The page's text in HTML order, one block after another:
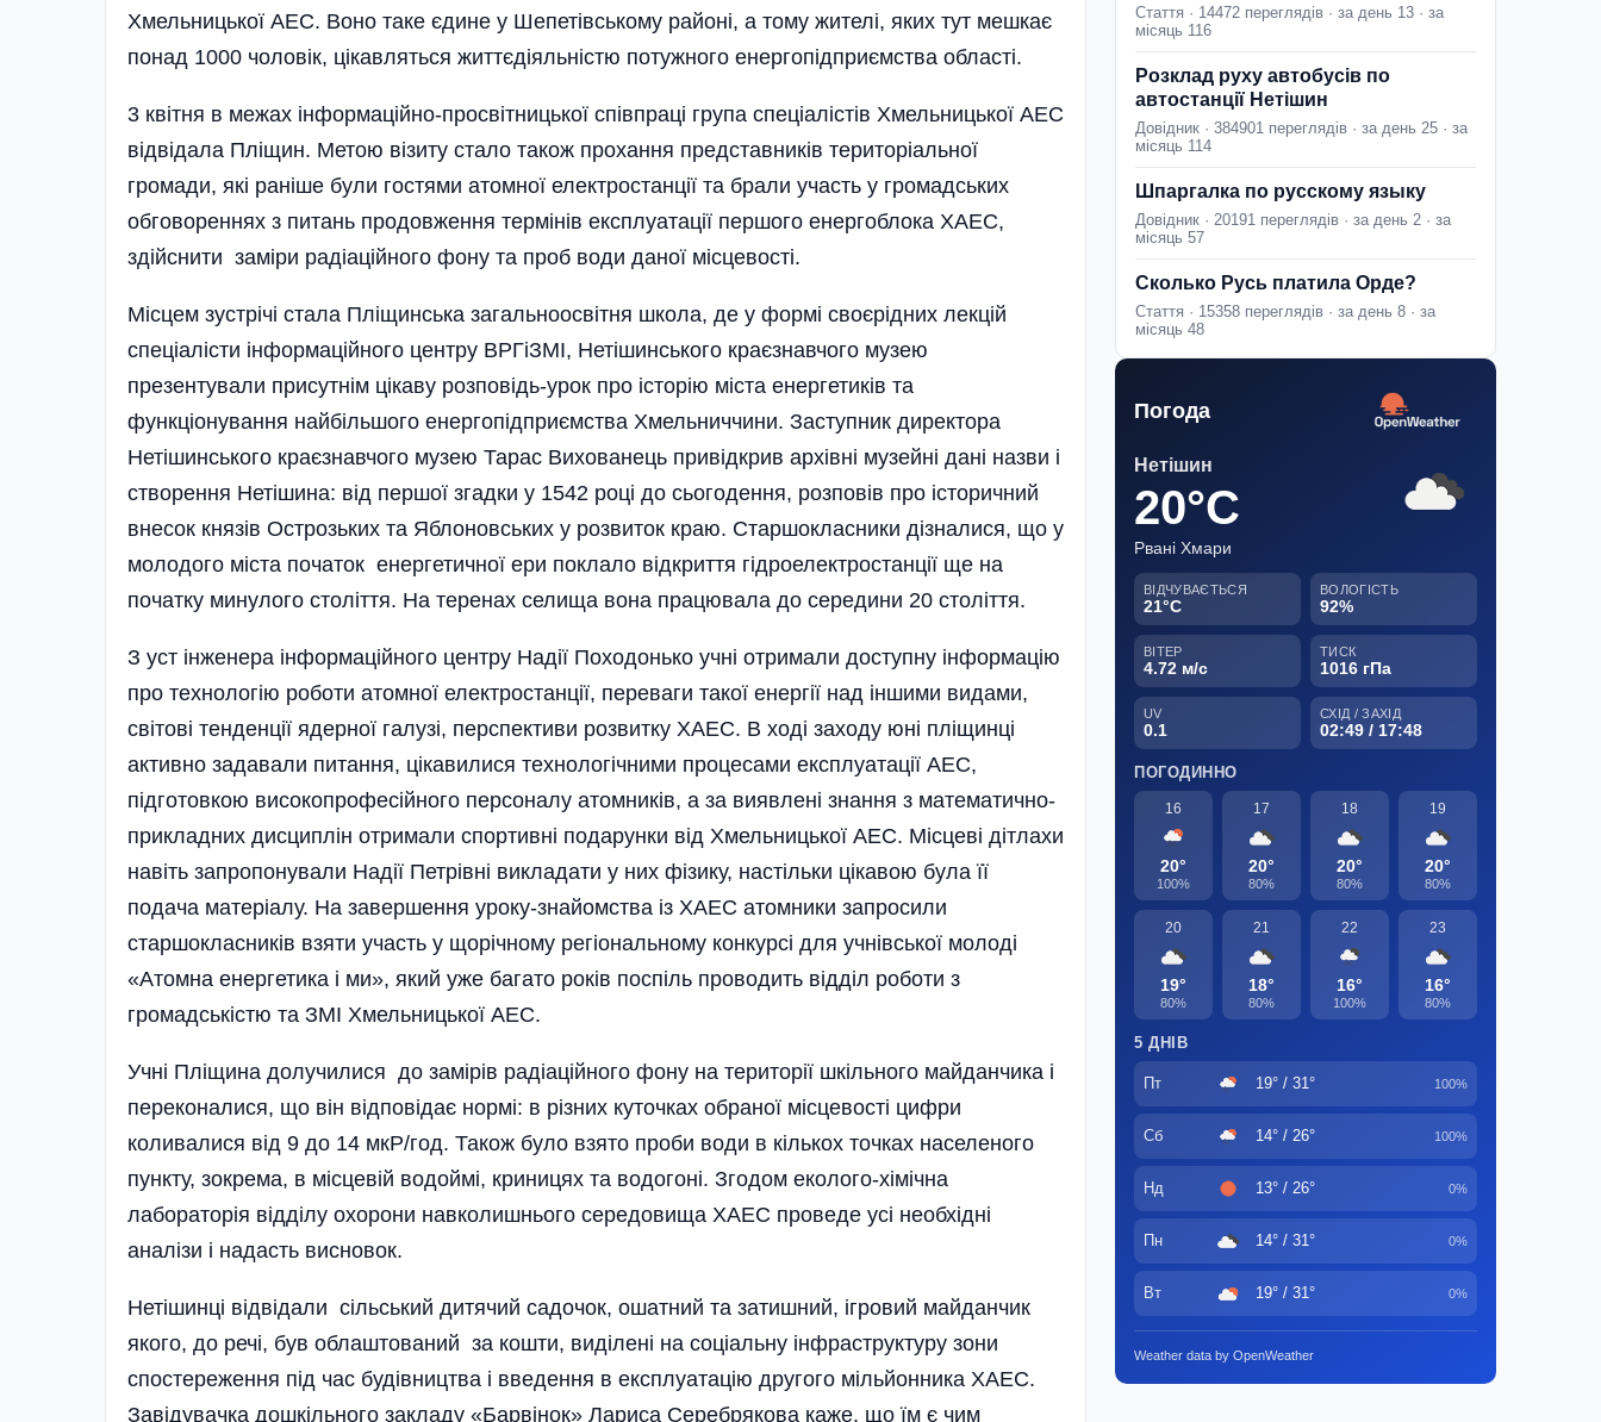
Хмельницької АЕС. Воно таке єдине у Шепетівському районі, а тому жителі, яких тут мешкає
понад 1000 чоловік, цікавляться життєдіяльністю потужного енергопідприємства області.
3 квітня в межах інформаційно-просвітницької співпраці група спеціалістів Хмельницької АЕС
відвідала Пліщин. Метою візиту стало також прохання представників територіальної
громади, які раніше були гостями атомної електро­станції та брали участь у громадських
обговореннях з питань продовження термінів експлуатації першого енергоблока ХАЕС,
здійснити заміри радіаційного фону та проб води даної місцевості.
Місцем зустрічі стала Пліщинська загальноосвітня школа, де у формі своєрідних лекцій
спеціалісти інформаційного центру ВРГіЗМІ, Нетішинського краєзнавчого музею
презентували присутнім цікаву розповідь-урок про історію міста енергетиків та
функціонування найбі­льшого енергопідприємства Хмельниччини. Заступник директора
Нетішинського краєзнавчого музею Тарас Вихованець привідкрив архівні музейні дані назви і
створення Нетішина: від першої згадки у 1542 році до сьогодення, розповів про історичний
внесок князів Острозьких та Яблоновських у розвиток краю. Старшокласники дізналися, що у
молодого міста початок енергетичної ери поклало відкриття гідроелектростанції ще на
початку минулого століття. На теренах селища вона працювала до середини 20 століття.
З уст інженера інформаційного центру Надії Походонько учні отримали доступну інформацію
про технологію роботи атомної електростанції, переваги такої енергії над іншими видами,
світові тенденції ядерної галузі, перспективи розвитку ХАЕС. В ході заходу юні пліщинці
активно задавали питання, цікавилися технологічними процесами експлуатації АЕС,
підготовкою високопрофесійного персоналу атомників, а за виявлені знання з математично-
прикладних дисциплін отримали спортивні подарунки від Хмельницької АЕС. Місцеві дітлахи
навіть запропонували Надії Петрівні викладати у них фізику, настільки цікавою була її
подача матеріалу. На завершення уроку-знайомства із ХАЕС атомники запросили
старшокласників взяти участь у щорічному регіональному конкурсі для учнівської молоді
«Атомна енергетика і ми», який уже багато років поспіль проводить відділ роботи з
громадськістю та ЗМІ Хмельницької АЕС.
Учні Пліщина долучилися до замірів радіаційного фону на території шкільного майданчика і
переконалися, що він відповідає нормі: в різних куточках обраної місцевості цифри
коливалися від 9 до 14 мкР/год. Також було взято проби води в кількох точках населеного
пункту, зокрема, в місцевій водоймі, криницях та водогоні. Згодом еколого-хімічна
лабораторія відділу охорони навколишнього середовища ХАЕС проведе усі необхідні
аналізи і надасть висновок.
Нетішинці відвідали сільський дитячий садочок, ошатний та затишний, ігровий майданчик
якого, до речі, був облаштований за кошти, виділені на соціальну інфраструктуру зони
спостереження під час будівництва і введення в експлуатацію другого мільйонника ХАЕС.
Завідувачка дошкільного закладу «Барвінок» Лариса Серебрякова каже, що їм є чим
Стаття · 14472 переглядів · за день 13 · за
місяць 116
Розклад руху автобусів по
автостанції Нетішин
Довідник · 384901 переглядів · за день 25 · за
місяць 114
Шпаргалка по русскому языку
Довідник · 20191 переглядів · за день 2 · за
місяць 57
Сколько Русь платила Орде?
Стаття · 15358 переглядів · за день 8 · за
місяць 48
Погода
Нетішин
20°C
Рвані Хмари
ВІДЧУВАЄТЬСЯ
21°C
ВОЛОГІСТЬ
92%
ВІТЕР
4.72 м/с
ТИСК
1016 гПа
UV
0.1
СХІД / ЗАХІД
02:49 / 17:48
ПОГОДИННО
16
20°
100%
17
20°
80%
18
20°
80%
19
20°
80%
20
19°
80%
21
18°
80%
22
16°
100%
23
16°
80%
5 ДНІВ
Пт 19° / 31° 100%
Сб 14° / 26° 100%
Нд 13° / 26° 0%
Пн 14° / 31° 0%
Вт 19° / 31° 0%
Weather data by OpenWeather